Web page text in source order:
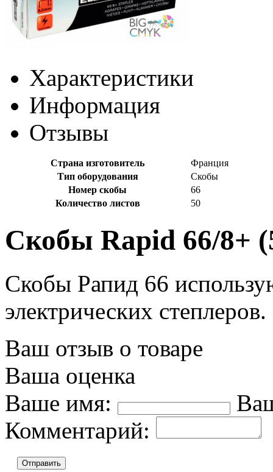
Характеристики
Информация
Отзывы
Страна изготовитель
Франция
Тип оборудования
Скобы
Номер скобы
66
Количество листов
50
Скобы Rapid 66/8+
Скобы Рапид 66
электрических
Ваш отзыв о товаре
Ваша оценка
Ваше имя:
Комментарий:
Отправить